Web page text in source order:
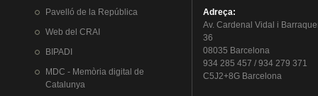
Pavelló de la República
Web del CRAI
BIPADI
MDC - Memòria digital de
Catalunya
Adreça:
Av. Cardenal Vidal i
36
08035 Barcelona
934 285 457 / 934 279 371
C5J2+8G Barcelona